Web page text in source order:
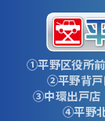
①平野区役所
②平野背戸
③中環出戸店
④平野